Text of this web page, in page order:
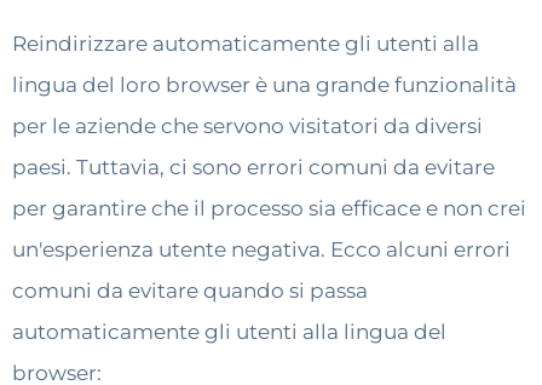
Reindirizzare automaticamente gli utenti alla
lingua del loro browser è una grande funzionalità
per le aziende che servono visitatori da diversi
paesi. Tuttavia, ci sono errori comuni da evitare
per garantire che il processo sia efficace e non crei
un'esperienza utente negativa. Ecco alcuni errori
comuni da evitare quando si passa
automaticamente gli utenti alla lingua del
browser: